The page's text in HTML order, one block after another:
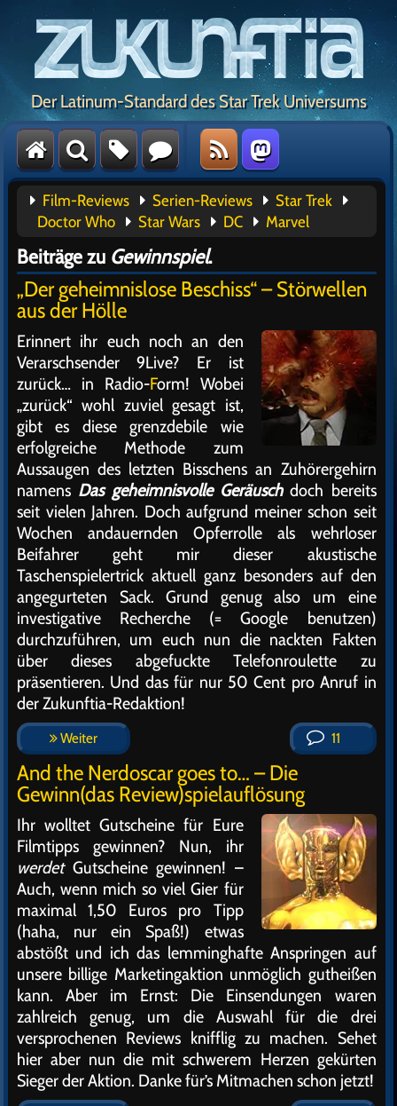
Der Latinum-Standard des Star Trek Universums
Film-Reviews Serien-Reviews
Star Trek
Doctor Who
Star Wars DC Marvel
Beiträge zu Gewinnspiel.
„Der geheimnislose Beschiss“ – Störwellen
aus der Hölle
Erinnert ihr euch noch an den
Verarschsender 9Live? Er ist
zurück… in Radio-Form! Wobei
„zurück“ wohl zuviel gesagt ist,
gibt es diese grenzdebile wie
erfolgreiche Methode zum
Aussaugen des letzten Bisschens an Zuhörergehirn
namens Das geheimnisvolle Geräuschdoch bereits
seit vielen Jahren. Doch aufgrund meiner schon seit
Wochen andauernden Opferrolle als wehrloser
Beifahrer geht mir dieser akustische
Taschenspielertrick aktuell ganz besonders auf den
angegurteten Sack. Grund genug also um eine
investigative Recherche (= Google benutzen)
durchzuführen, um euch nun die nackten Fakten
über dieses abgefuckte Telefonroulette zu
präsentieren. Und das für nur 50 Cent pro Anruf in
der Zukunftia-Redaktion!
Weiter 11
And the Nerdoscar goes to… – Die
Gewinn(das Review)spielauflösung
Ihr wolltet Gutscheine für Eure
Filmtipps gewinnen? Nun, ihr
werdetGutscheine gewinnen! –
Auch, wenn mich so viel Gier für
maximal 1,50 Euros pro Tipp
(haha, nur ein Spaß!) etwas
abstößt und ich das lemminghafte Anspringen auf
unsere billige Marketingaktion unmöglich gutheißen
kann. Aber im Ernst: Die Einsendungen waren
zahlreich genug, um die Auswahl für die drei
versprochenen Reviews knifflig zu machen. Sehet
hier aber nun die mit schwerem Herzen gekürten
Sieger der Aktion. Danke für’s Mitmachen schon jetzt!